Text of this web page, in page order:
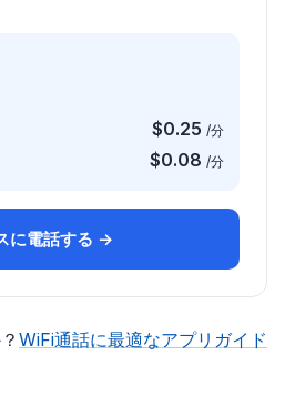
$0.25 /分
$0.08 /分
に電話する →
WiFi通話に最適なアプリガイド